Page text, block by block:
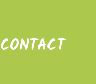
CONTACT